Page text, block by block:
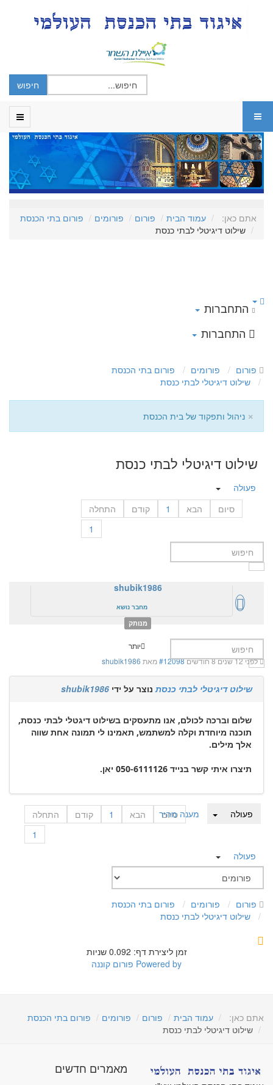
אתם כאן: עמוד הבית פורום פורומים
פורום בתי הכנסת
שילוט דיגיטלי לבתי כנסת
התחברות
התחברות
פורום פורומים
פורום בתי הכנסת
שילוט דיגיטלי לבתי כנסת
× ניהול ותפקוד של בית הכנסת
שילוט דיגיטלי לבתי כנסת
פעולה
התחלה
קודם 1 הבא
סיום
1
shubik1986
מחבר נושא
מנותק
יותר
לפני 12 שנים 8 חודשים
#12098מאת shubik1986
שילוט דיגיטלי לבתי כנסתנוצר על ידי shubik1986
שלום וברכה לכולם, אנו מתעסקים בשילוט דיגטלי לבתי כנסת,
תוכנה מיוחדת וקלה למשתמש, תאמינו לי תמונה אחת שווה
אלך מילים.
תיצרו איתי קשר בנייד 050-6111126 יאן.
מענה מהיר פעולה התחלה קודם 1 הבא
סיום
1
פעולה
פורום פורומים
פורום בתי הכנסת
שילוט דיגיטלי לבתי כנסת
זמן ליצירת דף: 0.092 שניות
Powered by פורום קוננה
אתם כאן: עמוד הבית פורום פורומים
פורום בתי הכנסת
שילוט דיגיטלי לבתי כנסת
מאמרים חדשים